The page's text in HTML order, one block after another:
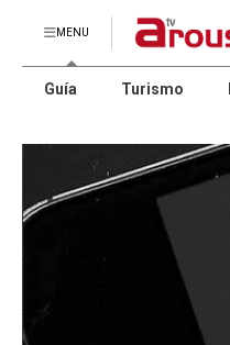
MENU
Guía Turismo